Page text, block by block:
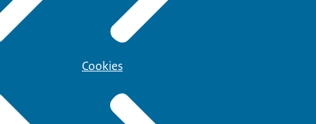
Cookies